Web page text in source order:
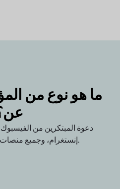
ما هو نوع من
دعوة المبتكرين من
إنستغرام،وجميع منصات التواصل الاجتماعي.